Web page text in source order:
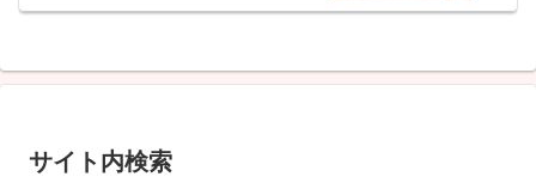
サイト内検索